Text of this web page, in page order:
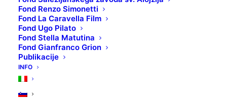
Fond Renzo Simonetti
Fond La Caravella Film
Fond Ugo Pilato
Fond Stella Matutina
Fond Gianfranco Grion
Publikacije
INFO
TOP 5: LJUBLJENČEK
TEHNIČNI LIST: